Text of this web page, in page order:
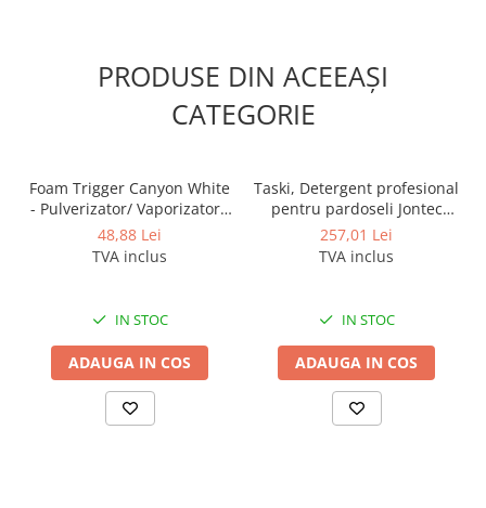
PRODUSE DIN ACEEAȘI
CATEGORIE
Foam Trigger Canyon White
- Pulverizator/ Vaporizator /
Declansator spuma, 5L
48,88 Lei
TVA inclus
IN STOC
ADAUGA IN COS
Taski, Detergent profesional
pentru pardoseli Jontec
Forward, 5L
257,01 Lei
TVA inclus
IN STOC
ADAUGA IN COS